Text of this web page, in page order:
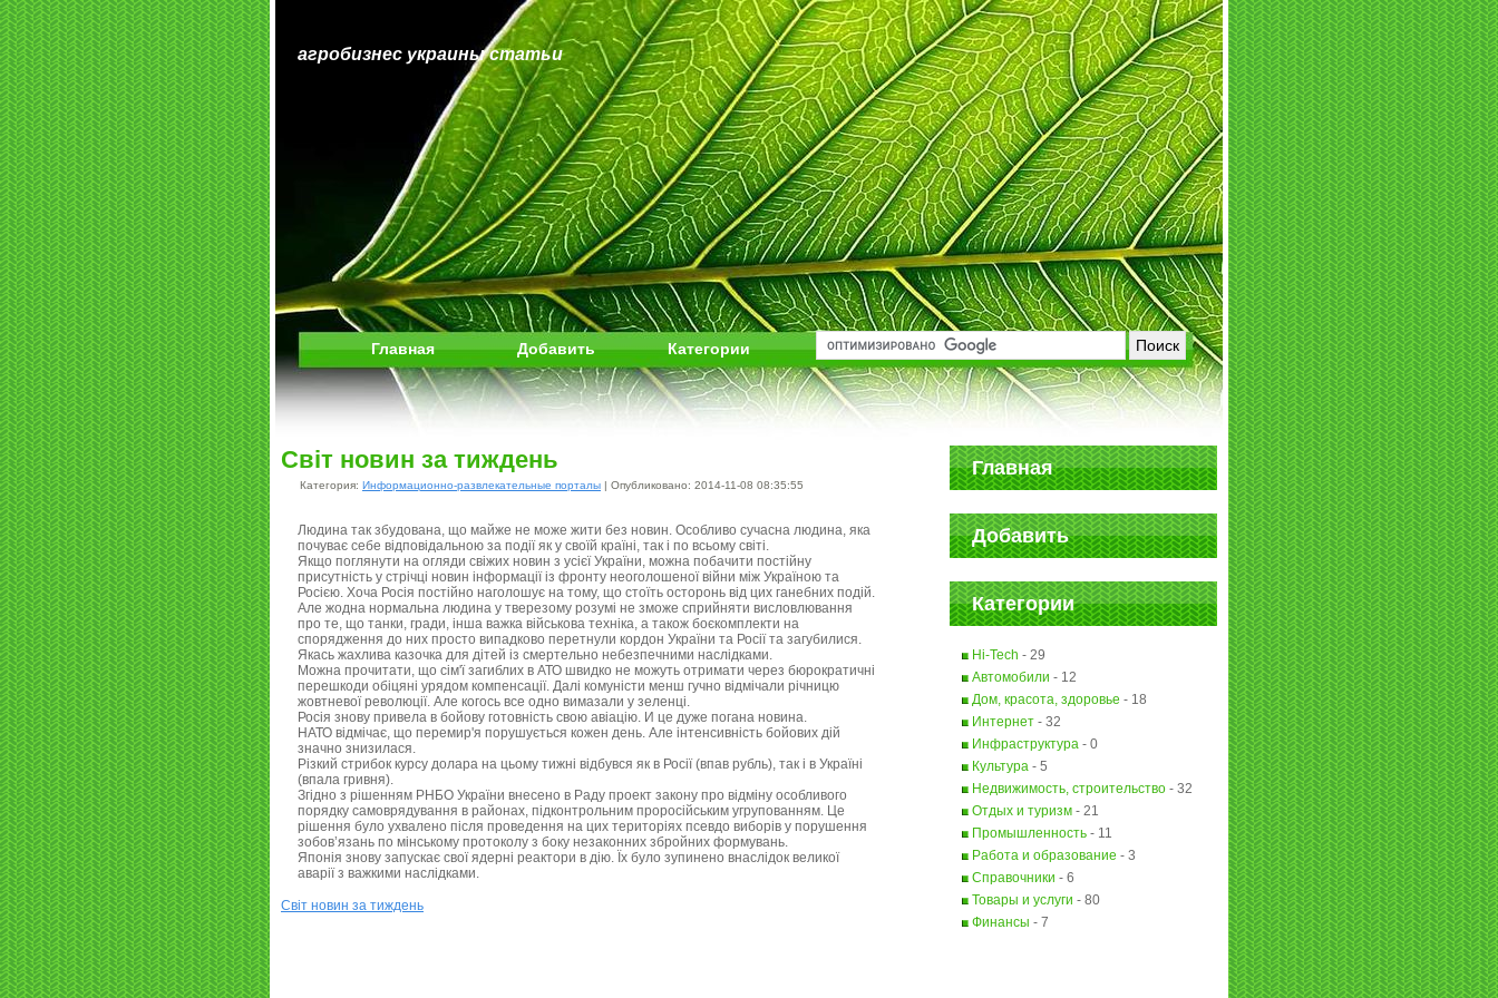
агробизнес украины статьи
Главная Добавить Категории
Главная
Добавить
Категории
Hi-Tech - 29
Автомобили - 12
Дом, красота, здоровье - 18
Интернет - 32
Инфраструктура - 0
Культура - 5
Недвижимость, строительство - 32
Отдых и туризм - 21
Промышленность - 11
Работа и образование - 3
Справочники - 6
Товары и услуги - 80
Финансы - 7
Світ новин за тиждень
Категория: Информационно-развлекательные порталы | Опубликовано: 2014-11-08 08:35:55
Людина так збудована, що майже не може жити без новин. Особливо сучасна людина, яка
почуває себе відповідальною за події як у своїй країні, так і по всьому світі.
Якщо поглянути на огляди свіжих новин з усієї України, можна побачити постійну
присутність у стрічці новин інформації із фронту неоголошеної війни між Україною та
Росією. Хоча Росія постійно наголошує на тому, що стоїть осторонь від цих ганебних подій.
Але жодна нормальна людина у тверезому розумі не зможе сприйняти висловлювання
про те, що танки, гради, інша важка військова техніка, а також боєкомплекти на
спорядження до них просто випадково перетнули кордон України та Росії та загубилися.
Якась жахлива казочка для дітей із смертельно небезпечними наслідками.
Можна прочитати, що сім'ї загиблих в АТО швидко не можуть отримати через бюрократичні
перешкоди обіцяні урядом компенсації. Далі комуністи менш гучно відмічали річницю
жовтневої революції. Але когось все одно вимазали у зеленці.
Росія знову привела в бойову готовність свою авіацію. И це дуже погана новина.
НАТО відмічає, що перемир'я порушується кожен день. Але інтенсивність бойових дій
значно знизилася.
Різкий стрибок курсу долара на цьому тижні відбувся як в Росії (впав рубль), так і в Україні
(впала гривня).
Згідно з рішенням РНБО України внесено в Раду проект закону про відміну особливого
порядку самоврядування в районах, підконтрольним проросійським угрупованням. Це
рішення було ухвалено після проведення на цих територіях псевдо виборів у порушення
зобов’язань по мінському протоколу з боку незаконних збройних формувань.
Японія знову запускає свої ядерні реактори в дію. Їх було зупинено внаслідок великої
аварії з важкими наслідками.
Світ новин за тиждень